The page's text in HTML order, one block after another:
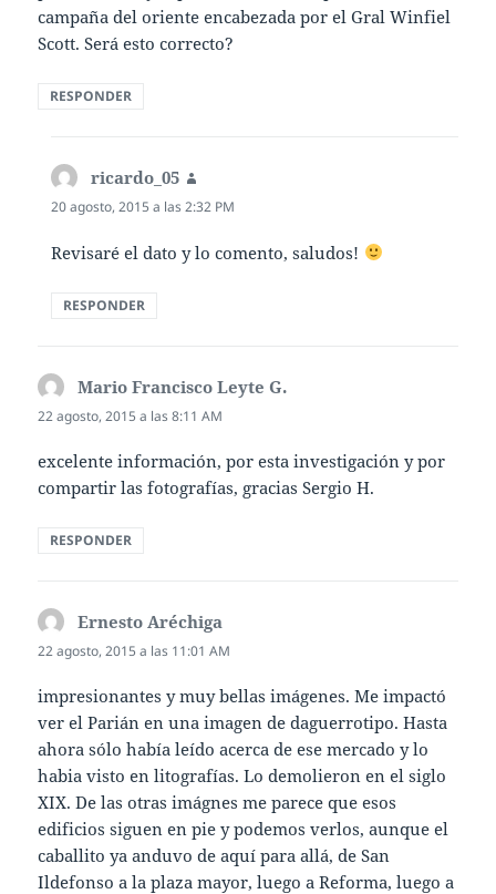
campaña del oriente encabezada por el Gral Winfiel
Scott. Será esto correcto?
RESPONDER
ricardo_05
20 agosto, 2015 a las 2:32 PM
Revisaré el dato y lo comento, saludos!
RESPONDER
Mario Francisco Leyte G.
22 agosto, 2015 a las 8:11 AM
excelente información, por esta investigación y por
compartir las fotografías, gracias Sergio H.
RESPONDER
Ernesto Aréchiga
22 agosto, 2015 a las 11:01 AM
impresionantes y muy bellas imágenes. Me impactó
ver el Parián en una imagen de daguerrotipo. Hasta
ahora sólo había leído acerca de ese mercado y lo
habia visto en litografías. Lo demolieron en el siglo
XIX. De las otras imágnes me parece que esos
edificios siguen en pie y podemos verlos, aunque el
caballito ya anduvo de aquí para allá, de San
Ildefonso a la plaza mayor, luego a Reforma, luego a